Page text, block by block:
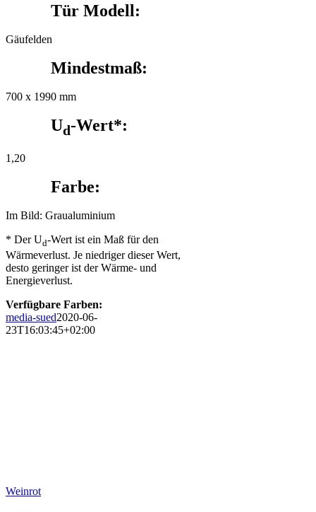
Tür Modell:
Gäufelden
Mindestmaß:
700 x 1990 mm
Ud-Wert*:
1,20
Farbe:
Im Bild: Graualuminium
* Der Ud-Wert ist ein Maß für den
Wärmeverlust. Je niedriger dieser Wert,
desto geringer ist der Wärme- und
Energieverlust.
Verfügbare Farben:
media-sued2020-06-
23T16:03:45+02:00
Weinrot